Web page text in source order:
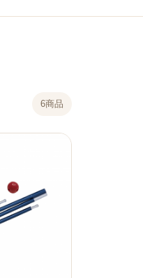
6商品